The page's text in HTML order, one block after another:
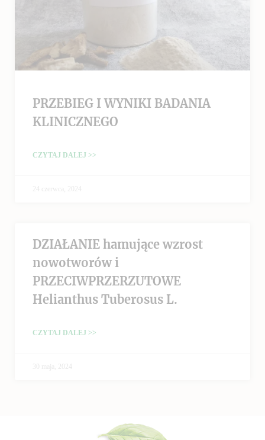
PRZEBIEG I WYNIKI BADANIA
KLINICZNEGO
CZYTAJ DALEJ >>
24 czerwca, 2024
DZIAŁANIE hamujące wzrost
nowotworów i
PRZECIWPRZERZUTOWE
Helianthus Tuberosus L.
CZYTAJ DALEJ >>
30 maja, 2024